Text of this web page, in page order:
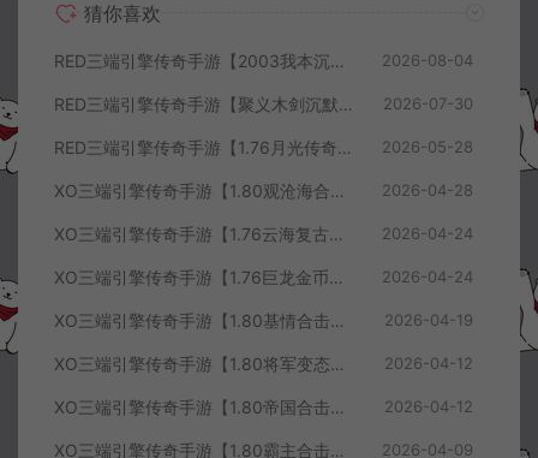
猜你喜欢
RED三端引擎传奇手游【2003我本沉默三职业】8月最新整理Win一键服务端+PC安卓+详细搭建教程 2026-08-04
RED三端引擎传奇手游【聚义木剑沉默高仿嘟嘟沉默】7月最新整理Win一键服务端+PC安卓苹果+详细搭建教程 2026-07-30
RED三端引擎传奇手游【1.76月光传奇底板】5月最新整理Win一键服务端+GM工具+PC安卓苹果+详细搭建教程 2026-05-28
XO三端引擎传奇手游【1.80观沧海合击版】4月最新整理Win一键服务端+安卓苹果+详细搭建教程 2026-04-28
XO三端引擎传奇手游【1.76云海复古传奇】4月最新整理Win一键服务端+PC安卓苹果+详细搭建教程+视频教程 2026-04-24
XO三端引擎传奇手游【1.76巨龙金币合击版】4月最新整理Win一键服务端+PC安卓苹果+详细搭建教程+视频教程 2026-04-24
XO三端引擎传奇手游【1.80基情合击版】4月最新整理Win一键服务端+PC安卓苹果+详细搭建教程+视频教程 2026-04-19
XO三端引擎传奇手游【1.80将军变态合击版】4月最新整理Win一键服务端+PC安卓苹果+详细搭建教程+视频教程 2026-04-12
XO三端引擎传奇手游【1.80帝国合击版】4月最新整理Win一键服务端+PC安卓苹果+详细搭建教程+视频教程 2026-04-12
XO三端引擎传奇手游【1.80霸主合击版】4月最新整理Win一键服务端+PC安卓苹果+详细搭建教程+视频教程 2026-04-09